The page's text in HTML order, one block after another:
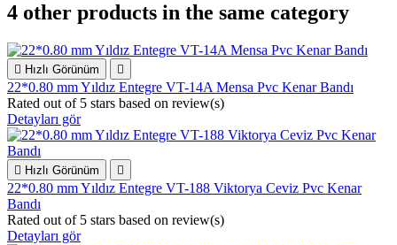
4 other products in the same category
 Hızlı Görünüm 
22*0.80 mm Yıldız Entegre VT-14A Mensa Pvc Kenar Bandı
Rated out of 5 stars based on review(s)
Detayları gör
 Hızlı Görünüm 
22*0.80 mm Yıldız Entegre VT-188 Viktorya Ceviz Pvc Kenar
Bandı
Rated out of 5 stars based on review(s)
Detayları gör